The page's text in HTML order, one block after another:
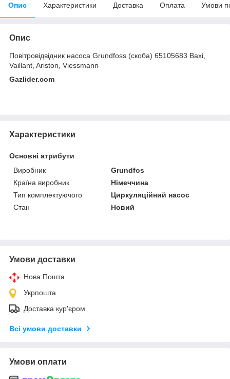
Опис Характеристики Доставка Оплата Умови
Опис
Повітровідвідник насоса Grundfoss (скоба) 65105683 Baxi,
Vaillant, Ariston, Viessmann
Gazlider.com
Характеристики
Основні атрибути
Виробник
Grundfos
Країна виробник
Німеччина
Тип комплектуючого
Циркуляційний насос
Стан
Новий
Умови доставки
Нова Пошта
Укрпошта
Доставка кур'єром
Всі умови доставки
Умови оплати